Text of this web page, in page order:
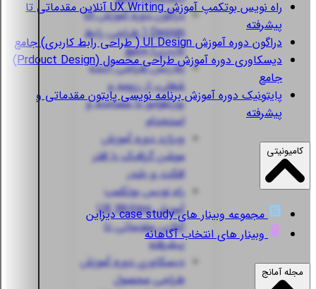
دراگون
دوره آموزش UI
Design ( طراحی رابط
کاربری) جامع
پُلاریسطراحی آینده
شغلی، از رزومه و
پورتفولیو تا مصاحبه و
استخدام
ویزارددوره آموزش
موشن گرافیک با افتر
افکت و بلندر
راه نویسبوتکمپ
آموزش UX Writing
آنلاین مقدماتی تا
پیشرفته
دیسکاوریدوره آموزش
طراحی محصول
راه نویس
بوتکمپ آموزش UX Writing آنلاین مقدماتی تا
پیشرفته
دراگوندوره آموزش UI Design ( طراحی رابط کاربری) جامع
دیسکاوری
دوره آموزش طراحی محصول (Prdouct Design)
جامع
پایتونیکدوره آموزش برنامه نویسی پایتون مقدماتی و
پیشرفته
کامیونیتی
مجموعه وبینار های case study دیزاین
وبینار های انتخاب آگاهانه
مجله آمانج